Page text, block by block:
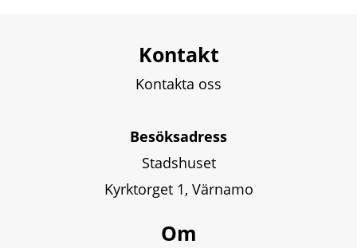
Kontakt
Kontakta oss
Besöksadress
Stadshuset
Kyrktorget 1, Värnamo
Om